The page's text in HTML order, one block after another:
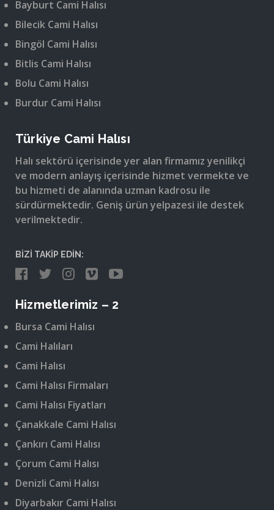
Bayburt Cami Halısı
Bilecik Cami Halısı
Bingöl Cami Halısı
Bitlis Cami Halısı
Bolu Cami Halısı
Burdur Cami Halısı
Türkiye Cami Halısı
Halı sektörü içerisinde yer alan firmamız yenilikçi
ve modern anlayış içerisinde hizmet vermekte ve
bu hizmeti de alanında uzman kadrosu ile
sürdürmektedir. Geniş ürün yelpazesi ile destek
verilmektedir.
BİZİ TAKİP EDİN:
Hizmetlerimiz – 2
Bursa Cami Halısı
Cami Halıları
Cami Halısı
Cami Halısı Firmaları
Cami Halısı Fiyatları
Çanakkale Cami Halısı
Çankırı Cami Halısı
Çorum Cami Halısı
Denizli Cami Halısı
Diyarbakır Cami Halısı